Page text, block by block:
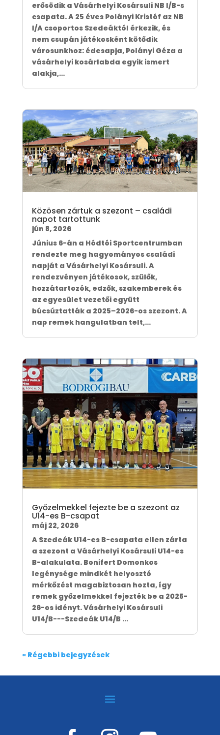
erősödik a Vásárhelyi Kosársuli NB I/B-s
csapata. A 25 éves Polányi Kristóf az NB
I/A csoportos Szedeáktól érkezik, és
nem csupán játékosként kötődik
városunkhoz: édesapja, Polányi Géza a
vásárhelyi kosárlabda egyik ismert
alakja,...
Közösen zártuk a szezont – családi
napot tartottunk
jún 8, 2026
Június 6-án a Hódtói Sportcentrumban
rendezte meg hagyományos családi
napját a Vásárhelyi Kosársuli. A
rendezvényen játékosok, szülők,
hozzátartozók, edzők, szakemberek és
az egyesület vezetői együtt
búcsúztatták a 2025–2026-os szezont. A
nap remek hangulatban telt,...
Győzelmekkel fejezte be a szezont az
U14-es B-csapat
máj 22, 2026
A Szedeák U14-es B-csapata ellen zárta
a szezont a Vásárhelyi Kosársuli U14-es
B-alakulata. Bonifert Domonkos
legénysége mindkét helyosztó
mérkőzést magabiztosan hozta, így
remek győzelmekkel fejezték be a 2025-
26-os idényt. Vásárhelyi Kosársuli
U14/B---Szedeák U14/B ...
« Régebbi bejegyzések